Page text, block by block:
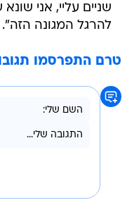
שניים עליי, אני
להרגל המגונה הזה".
טרם התפרסמו